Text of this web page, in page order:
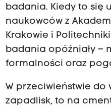
badania. Kiedy to się
naukowców z
Krakowie i
badania opóźniały –
formalności oraz
W przeciwieństwie do
zapadlisk, to na